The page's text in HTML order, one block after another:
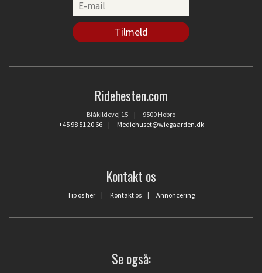
Ridehesten.com
Blåkildevej 15 | 9500 Hobro
+45 98 51 20 66| Mediehuset@wiegaarden.dk
Kontakt os
Tip os her | Kontakt os | Annoncering
Se også: